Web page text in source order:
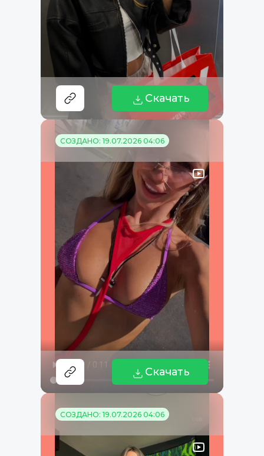
Скачать
СОЗДАНО: 19.07.2026 04:06
Скачать
СОЗДАНО: 19.07.2026 04:06